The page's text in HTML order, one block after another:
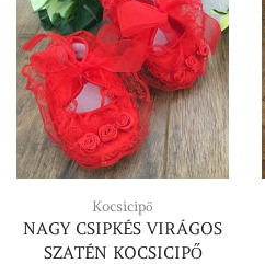
Kocsicipő
NAGY CSIPKÉS VIRÁGOS
SZATÉN KOCSICIPŐ